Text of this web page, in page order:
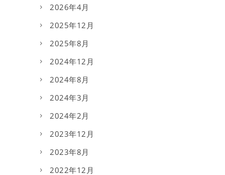
2026年4月
2025年12月
2025年8月
2024年12月
2024年8月
2024年3月
2024年2月
2023年12月
2023年8月
2022年12月